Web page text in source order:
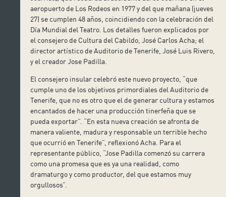
aeropuerto de Los Rodeos en 1977 y del que mañana (jueves
27) se cumplen 48 años, coincidiendo con la celebración del
Día Mundial del Teatro. Los detalles fueron explicados por
el consejero de Cultura del Cabildo, José Carlos Acha; el
director artístico de Auditorio de Tenerife, José Luis Rivero,
y el creador Jose Padilla.
El consejero insular celebró este nuevo proyecto, “que
cumple uno de los objetivos primordiales del Auditorio de
Tenerife, que no es otro que el de generar cultura y estamos
encantados de hacer una producción tinerfeña que se
pueda exportar”. “En esta nueva creación se afronta de
manera valiente, madura y responsable un terrible hecho
que ocurrió en Tenerife”, reflexionó Acha. Para el
representante público, “Jose Padilla comenzó su carrera
como una promesa que es ya una realidad, como
dramaturgo y como productor, del que estamos muy
orgullosos”.